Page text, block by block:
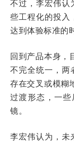
不过，李宏伟认
些工程化的投入
达到体验标准的
回到产品本身，
不完全统一，两
存在交叉或模糊
过渡形态，一些
镜。
李宏伟认为，未